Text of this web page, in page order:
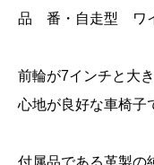
品 番・自走型 ワ
前輪が7インチと大
心地が良好な車椅子